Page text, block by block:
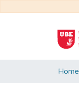
Home